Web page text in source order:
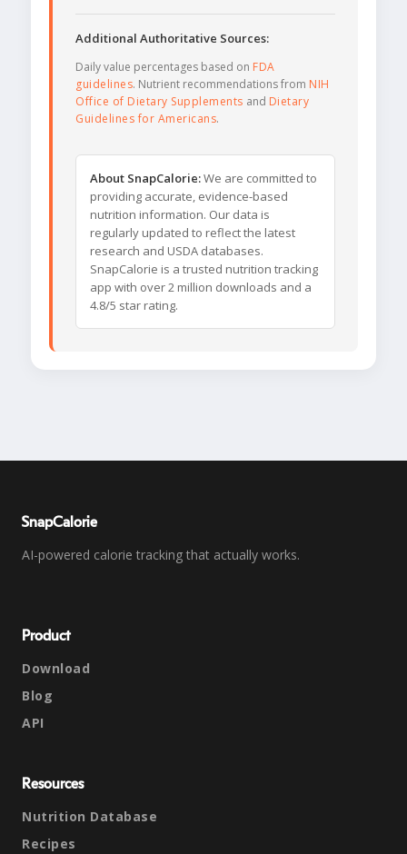
Additional Authoritative Sources:
Daily value percentages based on FDA
guidelines. Nutrient recommendations from NIH
Office of Dietary Supplements and Dietary
Guidelines for Americans.
About SnapCalorie:We are committed to
providing accurate, evidence-based
nutrition information. Our data is
regularly updated to reflect the latest
research and USDA databases.
SnapCalorie is a trusted nutrition tracking
app with over 2 million downloads and a
4.8/5 star rating.
SnapCalorie
AI-powered calorie tracking that actually works.
Product
Download
Blog
API
Resources
Nutrition Database
Recipes